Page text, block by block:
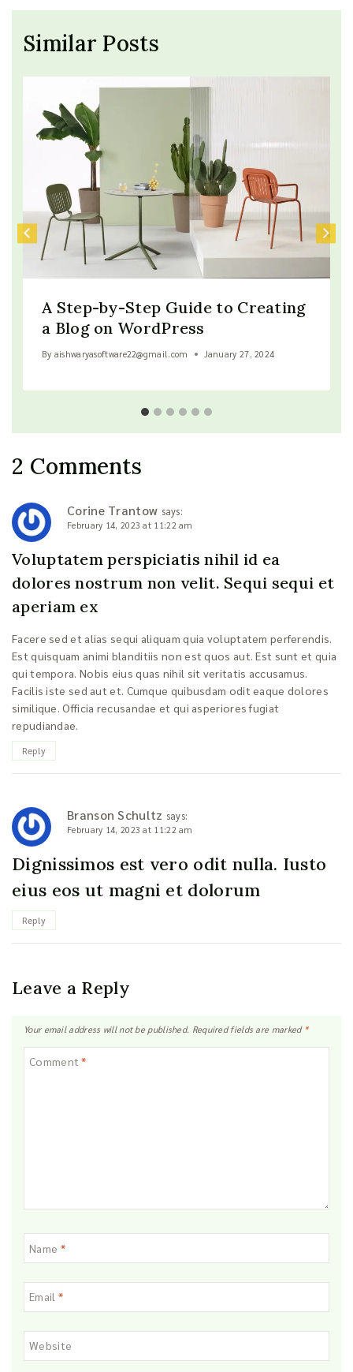
Similar Posts
A Step-by-Step Guide to Creating
a Blog on WordPress
By aishwaryasoftware22@gmail.com January 27, 2024
2 Comments
Corine Trantow says:
February 14, 2023 at 11:22 am
Voluptatem perspiciatis nihil id ea
dolores nostrum non velit. Sequi sequi et
aperiam ex
Facere sed et alias sequi aliquam quia voluptatem perferendis.
Est quisquam animi blanditiis non est quos aut. Est sunt et quia
qui tempora. Nobis eius quas nihil sit veritatis accusamus.
Facilis iste sed aut et. Cumque quibusdam odit eaque dolores
similique. Officia recusandae et qui asperiores fugiat
repudiandae.
Reply
Branson Schultz says:
February 14, 2023 at 11:22 am
Dignissimos est vero odit nulla. Iusto
eius eos ut magni et dolorum
Reply
Leave a Reply
Your email address will not be published. Required fields are marked *
Comment*
Name *
Email *
Website